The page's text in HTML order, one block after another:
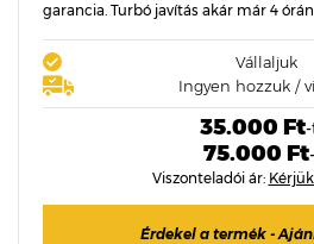
garancia. Turbó javítás akár már 4
Vállaljuk
Ingyen hozzuk /
35.000 Ft
75.000 Ft
Viszonteladói ár:
Érdekel a termék -